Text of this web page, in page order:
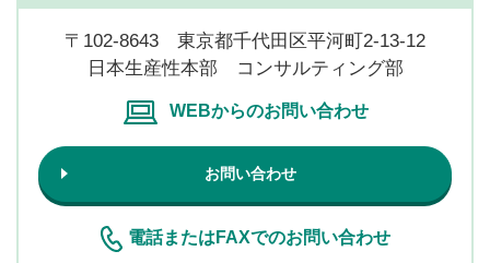
〒102-8643 東京都千代田区平河町2-13-12
日本生産性本部 コンサルティング部
WEBからのお問い合わせ
お問い合わせ
電話またはFAXでのお問い合わせ